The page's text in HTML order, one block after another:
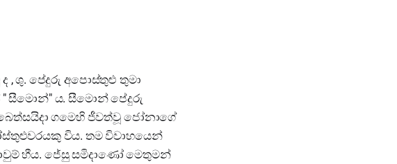
ද , ශු. පේදුරු අපොස්තුළු තුමා
" සීමොන්" ය. සීමොන් පේදුරු
ගමෙහි ජීවත්වූ ජෝනාගේ
විය. තම විවාහයෙන්
හීය. ජේසු සමිදාණෝ මෙතුමන්